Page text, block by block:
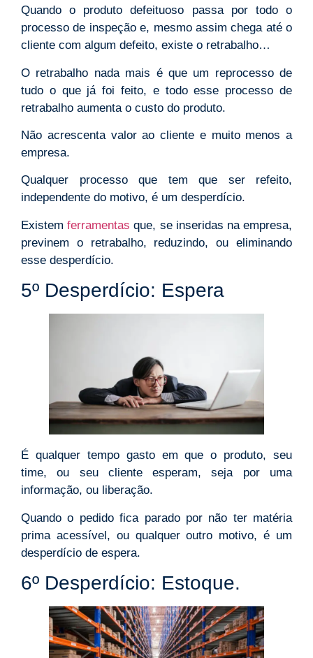
Quando o produto defeituoso passa por todo o
processo de inspeção e, mesmo assim chega até o
cliente com algum defeito, existe o retrabalho…
O retrabalho nada mais é que um reprocesso de
tudo o que já foi feito, e todo esse processo de
retrabalho aumenta o custo do produto.
Não acrescenta valor ao cliente e muito menos a
empresa.
Qualquer processo que tem que ser refeito,
independente do motivo, é um desperdício.
Existemferramentas que, se inseridas na empresa,
previnem o retrabalho, reduzindo, ou eliminando
esse desperdício.
5º Desperdício: Espera
É qualquer tempo gasto em que o produto, seu
time, ou seu cliente esperam, seja por uma
informação, ou liberação.
Quando o pedido fica parado por não ter matéria
prima acessível, ou qualquer outro motivo, é um
desperdício de espera.
6º Desperdício: Estoque.